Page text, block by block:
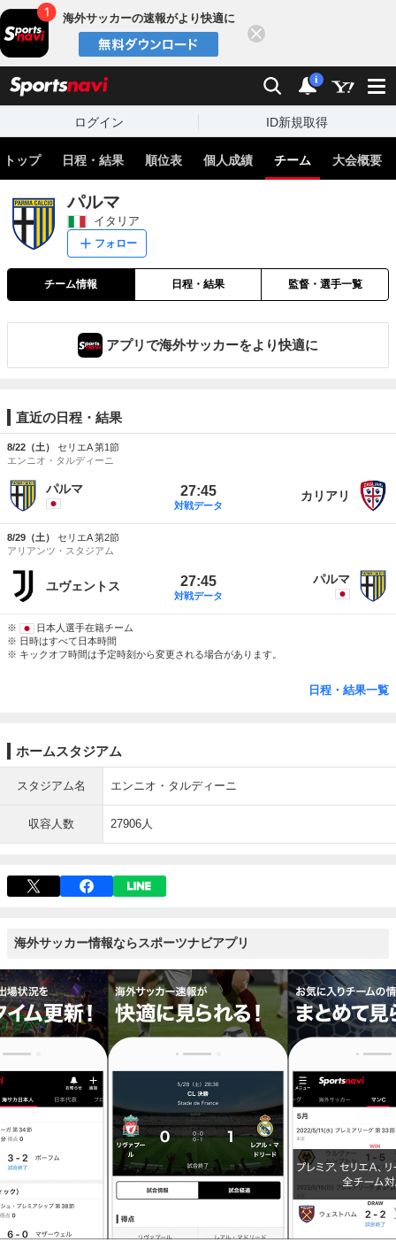
海外サッカーの速報がより快適に
検索 通知
i
ログイン ID新規取得
トップ 日程・結果 順位表 個人成績 チーム 大会概要
パルマ
イタリア
フォロー
チーム情報 日程・結果 監督・選手一覧
アプリで海外サッカーをより快適に
直近の日程・結果
8/22（土）
セリエA 第1節
エンニオ・タルディーニ
パルマ 27:45
対戦データ
カリアリ
8/29（土）
セリエA 第2節
アリアンツ・スタジアム
ユヴェントス 27:45
対戦データ
パルマ
※
日本人選手在籍チーム
※ 日時はすべて日本時間
※ キックオフ時間は予定時刻から変更される場合があります。
日程・結果一覧
ホームスタジアム
スタジアム名 エンニオ・タルディーニ
収容人数 27906人
海外サッカー情報ならスポーツナビアプリ